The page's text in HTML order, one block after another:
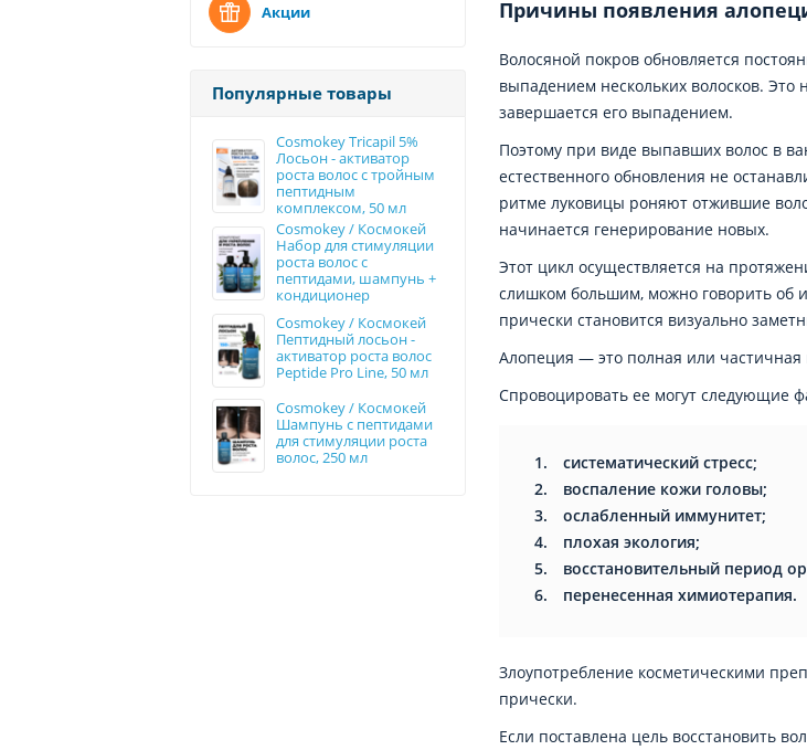
Акции
Популярные товары
Cosmokey Tricapil 5%
Лосьон - активатор
роста волос с тройным
пептидным
комплексом, 50 мл
Cosmokey / Космокей
Набор для стимуляции
роста волос с
пептидами, шампунь +
кондиционер
Cosmokey / Космокей
Пептидный лосьон -
активатор роста волос
Peptide Pro Line, 50 мл
Cosmokey / Космокей
Шампунь с пептидами
для стимуляции роста
волос, 250 мл
Причины появления
Волосяной покров обновляется
выпадением нескольких волосков.
завершается его выпадением.
Поэтому при виде выпавших волос в
естественного обновления не
ритме луковицы роняют отжившие
начинается генерирование новых.
Этот цикл осуществляется на
слишком большим, можно говорить об
прически становится визуально
Алопеция — это полная или частичная
Спровоцировать ее могут следующие
систематический стресс;
воспаление кожи головы;
ослабленный иммунитет;
плохая экология;
восстановительный период
перенесенная химиотерапия.
Злоупотребление косметическими
прически.
Если поставлена цель восстановить